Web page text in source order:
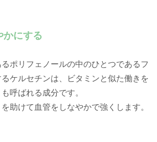
かにする
るポリフェノールの中のひとつであるフ
ケルセチンは、ビタミンと似た働きを
呼ばれる成分です。
助けて血管をしなやかで強くします。